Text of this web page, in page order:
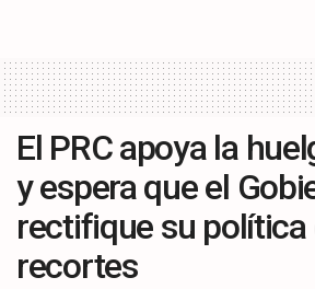
El PRC apoya la
y espera que el
rectifique su política
recortes